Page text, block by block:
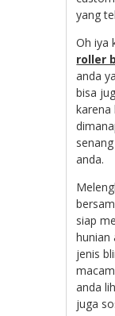
yang
Oh iya
roller
anda
bisa
karena
anda.
siap
hunian
jenis
anda
juga